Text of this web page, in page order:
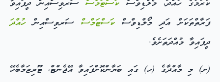
ކުރުމުގެ ހުއްދަ، މޯލްޑިވްސް ކަސްޓަމްސް ސަރވިސްއިން ދީފައިވާ
ފަރާތްތަކަށް އަދި މޯލްޑިވްސްކަސްޓަމްސް ސަރވިސްއިންހުއްދަ
ދީފައިވާ މުއްދަތަށެވެ.
(ށ) މި މާއްދާގެ (ހ) ގައި ބަޔާންކޮށްފައިވާ އޭޖެންޓް، ޓޫރިޒަމާބެހޭ